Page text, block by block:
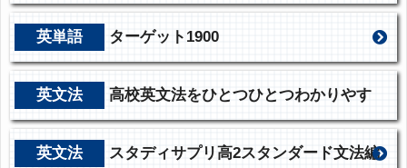
英単語 ターゲット1900
英文法 高校英文法をひとつひとつわかりやす
く。
英文法 スタディサプリ高2スタンダード文法編